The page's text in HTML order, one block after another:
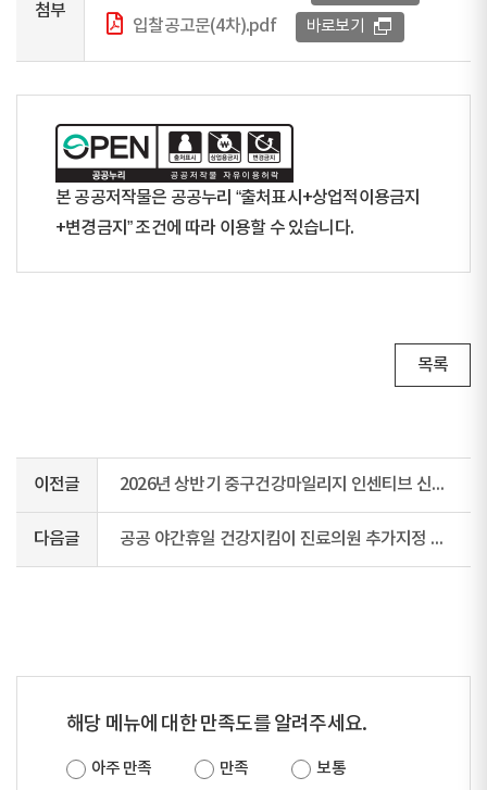
첨부
입찰공고문(4차).pdf 바로보기
본 공공저작물은 공공누리 “출처표시+상업적이용금지
+변경금지” 조건에 따라 이용할 수 있습니다.
목록
이전글 2026년 상반기 중구건강마일리지 인센티브 신청 안내
다음글 공공 야간휴일 건강지킴이 진료의원 추가지정 안내
해당 메뉴에 대한 만족도를 알려주세요.
아주 만족 만족
보통